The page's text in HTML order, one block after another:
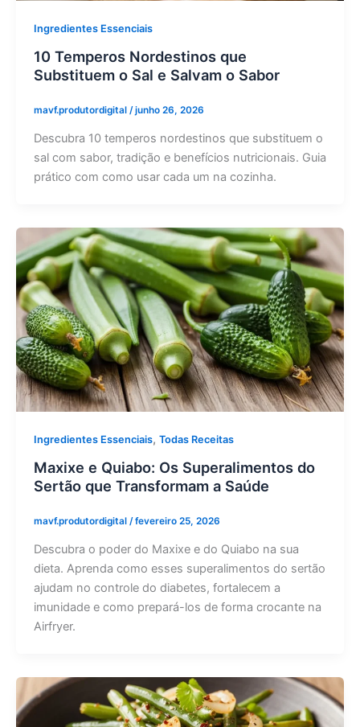
Ingredientes Essenciais
10 Temperos Nordestinos que
Substituem o Sal e Salvam o Sabor
mavf.produtordigital /junho 26, 2026
Descubra 10 temperos nordestinos que substituem o
sal com sabor, tradição e benefícios nutricionais. Guia
prático com como usar cada um na cozinha.
Ingredientes Essenciais, Todas Receitas
Maxixe e Quiabo: Os Superalimentos do
Sertão que Transformam a Saúde
mavf.produtordigital /fevereiro 25, 2026
Descubra o poder do Maxixe e do Quiabo na sua
dieta. Aprenda como esses superalimentos do sertão
ajudam no controle do diabetes, fortalecem a
imunidade e como prepará-los de forma crocante na
Airfryer.